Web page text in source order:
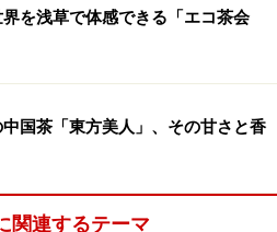
す。最新の内容をご確認くださ
は、取材時または記事公開時点で
1/2 次のページへ
を浅草で体感できる「エコ茶会
国茶「東方美人」、その甘さと香
関連するテーマ